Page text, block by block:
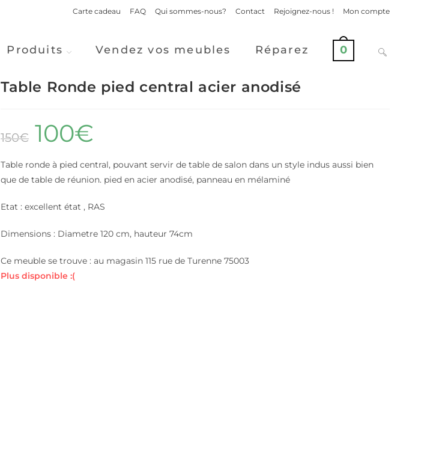
Carte cadeau FAQ Qui sommes-nous? Contact Rejoignez-nous ! Mon compte
Produits Vendez vos meubles Réparez 0
Table Ronde pied central acier anodisé
150€ 100€
Table ronde à pied central, pouvant servir de table de salon dans un style indus aussi bien
que de table de réunion. pied en acier anodisé, panneau en mélaminé
Etat : excellent état , RAS
Dimensions : Diametre 120 cm, hauteur 74cm
Ce meuble se trouve : au magasin 115 rue de Turenne 75003
Plus disponible :(